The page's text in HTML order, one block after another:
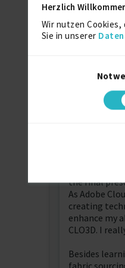
Herzlich
Wir nutzen
Sie in unserer
Art
n/a
Über mich
As design
covering all
the final
As Adobe
creating
enhance my
CLO3D. I
Besides
fabric